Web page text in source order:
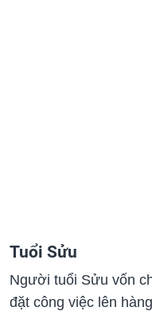
Tuổi Sửu
Người tuổi Sửu vốn
đặt công việc lên